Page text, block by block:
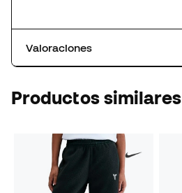
Valoraciones
Productos similares